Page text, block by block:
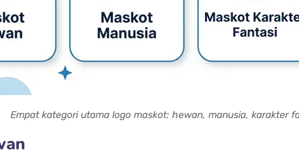
Empat kategori utama logo maskot: hewan, manusia, karakter